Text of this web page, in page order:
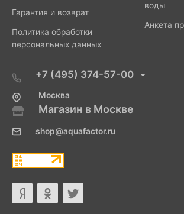
Гарантия и возврат
Политика обработки
персональных данных
воды
Анкета
+7 (495) 374-57-00
Москва
Магазин в Москве
shop@aquafactor.ru